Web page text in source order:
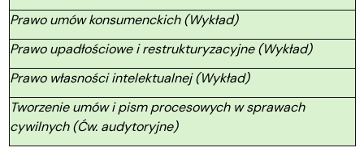
Prawo umów konsumenckich (Wykład)
Prawo upadłościowe i restrukturyzacyjne (Wykład)
Prawo własności intelektualnej (Wykład)
Tworzenie umów i pism procesowych w sprawach
cywilnych (Ćw. audytoryjne)